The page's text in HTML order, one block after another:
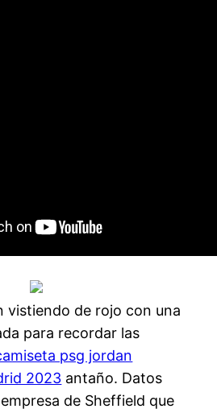
vistiendo de rojo con una
para recordar las
psg jordan
2023 antaño. Datos
de Sheffield que